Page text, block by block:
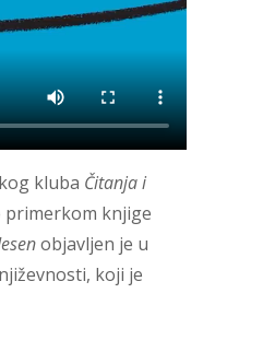
kluba Čitanja i
primerkom knjige
objavljen je u
koji je